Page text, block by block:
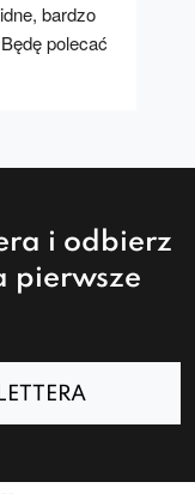
bardzo
polecać
i odbierz
pierwsze